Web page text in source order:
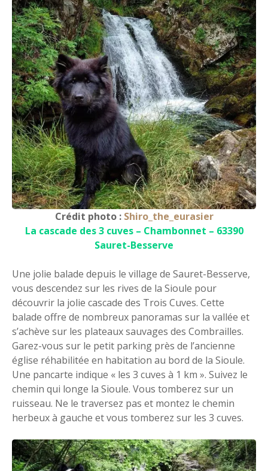
Crédit photo : Shiro_the_eurasier
La cascade des 3 cuves – Chambonnet – 63390
Sauret-Besserve
Une jolie balade depuis le village de Sauret-Besserve,
vous descendez sur les rives de la Sioule pour
découvrir la jolie cascade des Trois Cuves. Cette
balade offre de nombreux panoramas sur la vallée et
s’achève sur les plateaux sauvages des Combrailles.
Garez-vous sur le petit parking près de l’ancienne
église réhabilitée en habitation au bord de la Sioule.
Une pancarte indique « les 3 cuves à 1 km ». Suivez le
chemin qui longe la Sioule. Vous tomberez sur un
ruisseau. Ne le traversez pas et montez le chemin
herbeux à gauche et vous tomberez sur les 3 cuves.